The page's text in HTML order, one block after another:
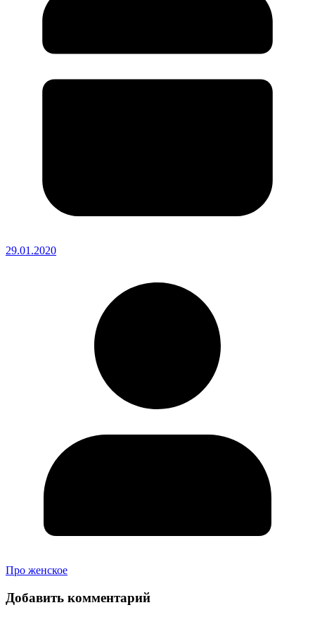
29.01.2020
Про женское
Добавить комментарий